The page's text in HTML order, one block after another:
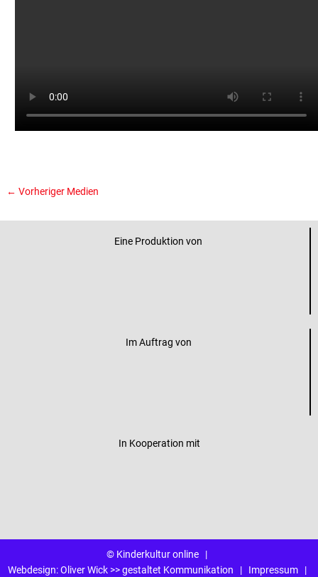
← Vorheriger Medien
Eine Produktion von
Im Auftrag von
In Kooperation mit
© Kinderkultur online |
Webdesign:Oliver Wick >> gestaltet Kommunikation | Impressum|